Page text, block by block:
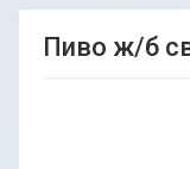
Пиво ж/б